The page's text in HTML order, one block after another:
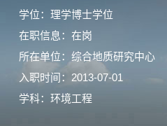
学位：理学博士学位
在职信息：在岗
所在单位：综合地质研究中心
入职时间：2013-07-01
学科：环境工程